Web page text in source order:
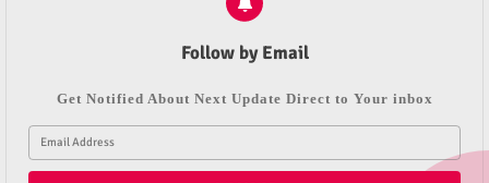
Follow by Email
Get Notified About Next Update Direct to Your inbox